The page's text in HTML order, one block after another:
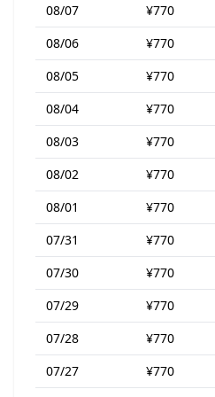
08/07 ¥770
08/06
¥770
08/05
¥770
08/04
¥770
08/03
¥770
08/02
¥770
08/01
¥770
07/31
¥770
07/30
¥770
07/29
¥770
07/28
¥770
07/27
¥770